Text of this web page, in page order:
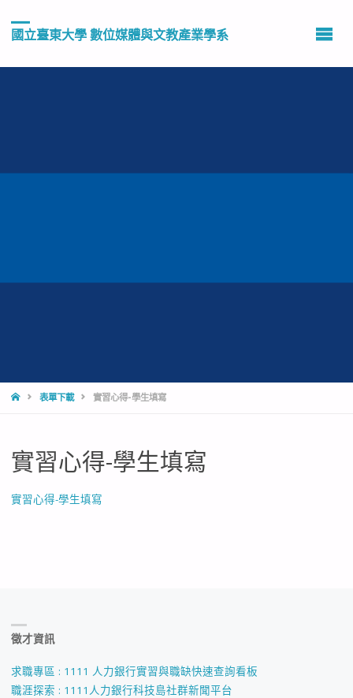
國立臺東大學 數位媒體與文教產業學系
HOME表單下載 實習心得-學生填寫
實習心得-學生填寫
實習心得-學生填寫
徵才資訊
求職專區 : 1111 人力銀行實習與職缺快速查詢看板
職涯探索 : 1111人力銀行科技島社群新聞平台